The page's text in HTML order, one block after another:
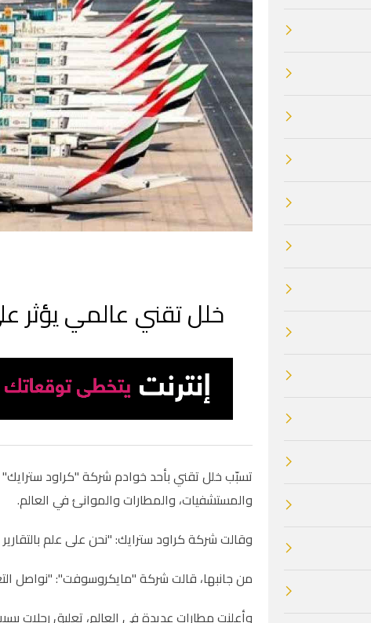
خلل تقني عالمي
تسبّب خلل تقني بأحد خوادم شركة "كراود سترايك"
والمستشفيات، والمطارات والموانئ في العالم.
وقالت شركة كراود سترايك: "نحن على علم
من جانبها، قالت شركة "مايكروسوفت": "نواصل التعامل مع
وأعلنت مطارات عديدة في العالم، تعليق رحلات